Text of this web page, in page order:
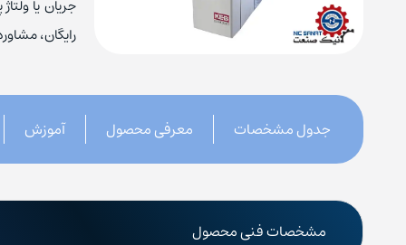
کنتاکتور چینت
کلید حرارتی زیمنس
کلید حرارتی اشنایدر
کلید
کلید
منبع
جریان یا
رایگان،
جدول مشخصات معرفی محصول آموزش
مشخصات فنی محصول